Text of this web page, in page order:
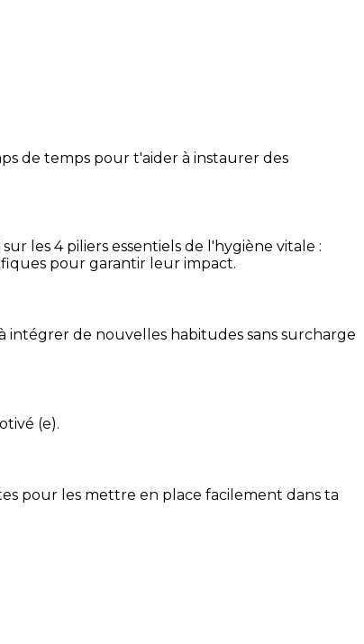
de temps pour t'aider à instaurer des
les 4 piliers essentiels de l'hygiène vitale :
pour garantir leur impact.
intégrer de nouvelles habitudes sans surcharge
(e).
pour les mettre en place facilement dans ta